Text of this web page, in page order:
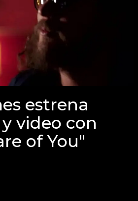
estrena
video con
of You"